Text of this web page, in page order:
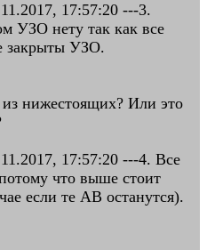
17:57:20 ---3.
УЗО нету так как все
закрыты УЗО.
из нижестоящих? Или это
17:57:20 ---4. Все
что выше стоит
если те АВ останутся).